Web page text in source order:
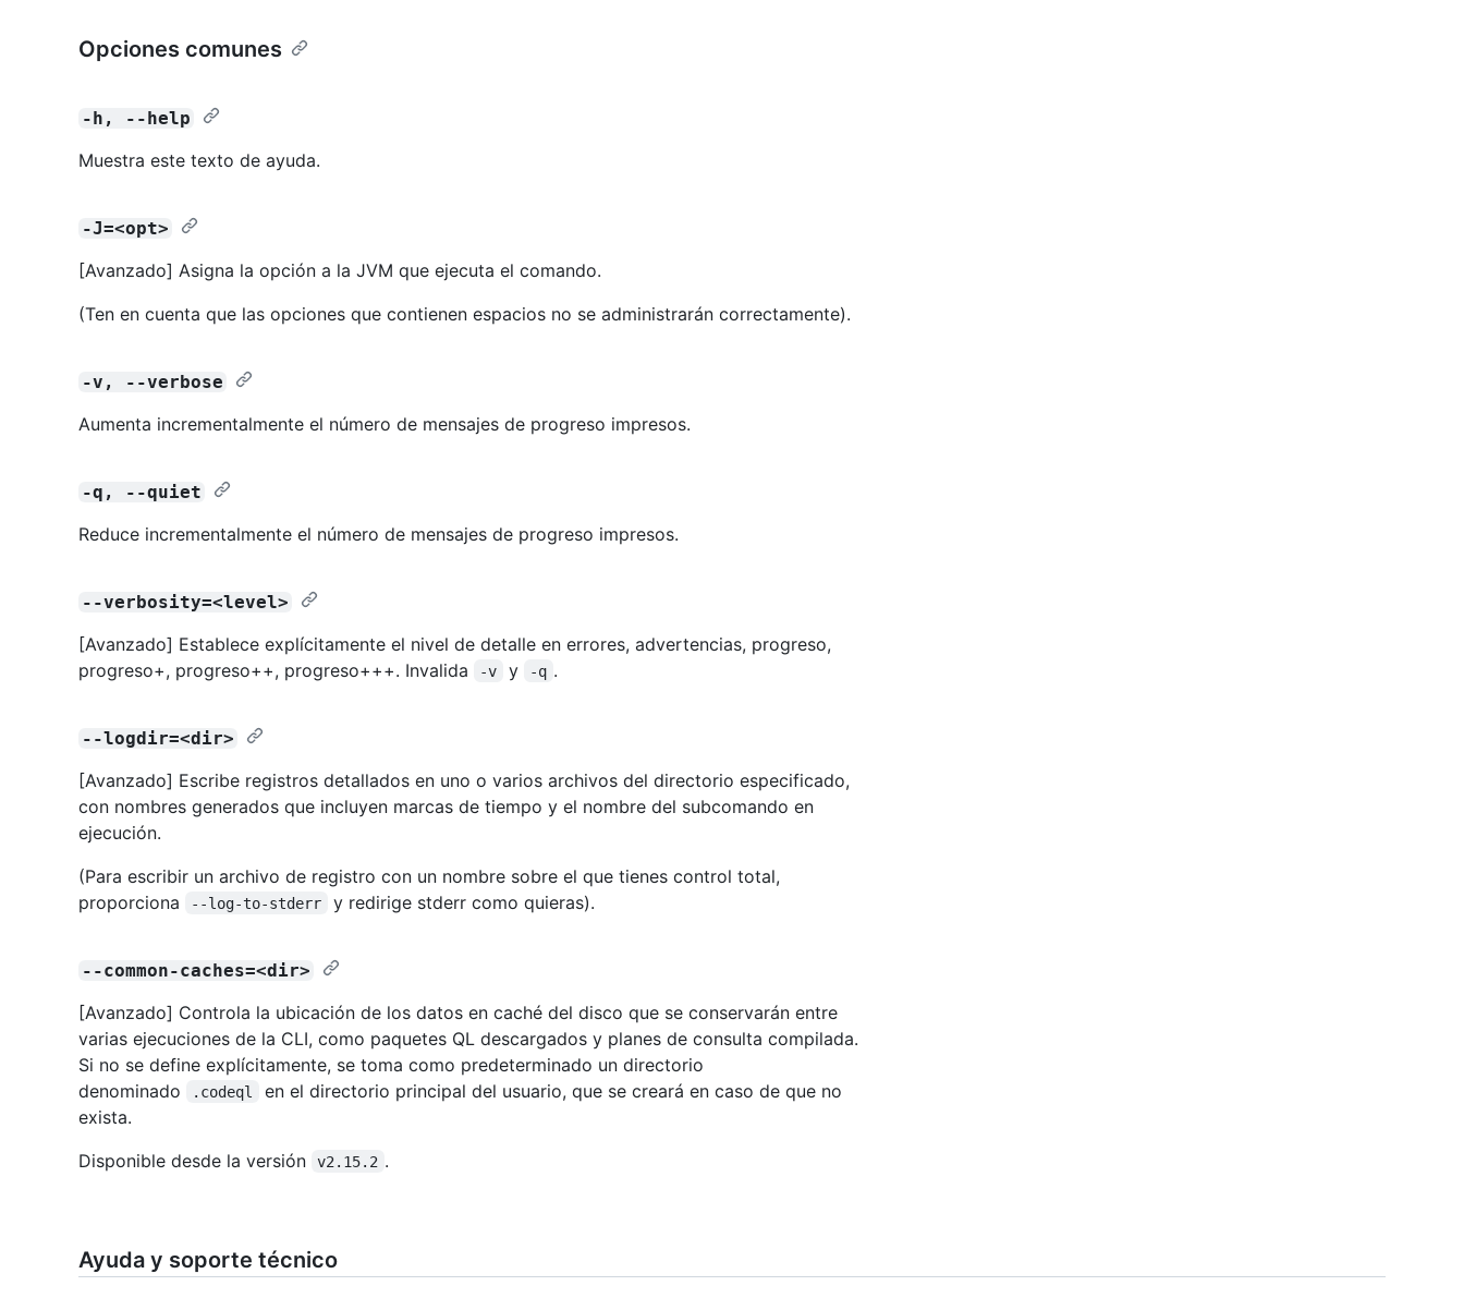
Opciones comunes
-h, --help
Muestra este texto de ayuda.
-J=<opt>
[Avanzado] Asigna la opción a la JVM que ejecuta el comando.
(Ten en cuenta que las opciones que contienen espacios no se administrarán correctamente).
-v, --verbose
Aumenta incrementalmente el número de mensajes de progreso impresos.
-q, --quiet
Reduce incrementalmente el número de mensajes de progreso impresos.
--verbosity=<level>
[Avanzado] Establece explícitamente el nivel de detalle en errores, advertencias, progreso,
progreso+, progreso++, progreso+++. Invalida
-v y -q .
--logdir=<dir>
[Avanzado] Escribe registros detallados en uno o varios archivos del directorio especificado,
con nombres generados que incluyen marcas de tiempo y el nombre del subcomando en
ejecución.
(Para escribir un archivo de registro con un nombre sobre el que tienes control total,
proporciona
--log-to-stderr y redirige stderr como quieras).
--common-caches=<dir>
[Avanzado] Controla la ubicación de los datos en caché del disco que se conservarán entre
varias ejecuciones de la CLI, como paquetes QL descargados y planes de consulta compilada.
Si no se define explícitamente, se toma como predeterminado un directorio
denominado
.codeql
en el directorio principal del usuario, que se creará en caso de que no
exista.
Disponible desde la versión
v2.15.2 .
Ayuda y soporte técnico